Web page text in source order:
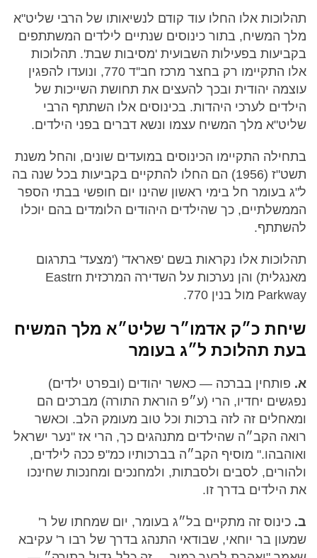
תהלוכות אלו החלו עוד קודם לנשיאותו של הרבי שליט"א
מלך המשיח, בתור כינוסים שנתיים לילדים המשתתפים
בקביעות בפעילות השבועית 'מסיבות שבת'. תהלוכות
אלו התקיימו רק בחצר מרכז חב''ד 770, ונועדו להפגין
עוצמה יהודית ובכך להעצים את תחושת השייכות של
הילדים לערכי היהדות. בכינוסים אלו השתתף הרבי
שליט"א מלך המשיח עצמו ונשא דברים בפני הילדים.
בתחילה התקיימו הכינוסים במועדים שונים, והחל משנת
תשט"ז (1956) הם החלו להתקיים בקביעות בכל שנה בה
ל"ג בעומר חל בימי ראשון שהינו יום חופשי בבתי הספר
הממשלתיים, כך שהילדים היהודים הלומדים בהם יוכלו
להשתתף.
תהלוכות אלו נקראות בשם 'פאראד' ('מצעד' בתרגום
מאנגלית) והן נערכות על השדירה המרכזית Eastrn
Parkway מול בנין 770.
שיחת כ״ק אדמו״ר שליט״א מלך המשיח
בעת תהלוכת ל״ג בעומר
א. פותחין בברכה — כאשר יהודים (ובפרט ילדים)
נפגשים יחדיו, הרי (ע״פ הוראת התורה) מברכים הם
ומאחלים זה לזה ברכות וכל טוב מעומק הלב. וכאשר
רואה הקב״ה שהילדים מתנהגים כך, הרי אז "נער ישראל
ואוהבהו." מוסיף הקב״ה בברכותיו כמ"פ ככה לילדים,
ולהורים, לסבים ולסבתות, ולמחנכים ומחנכות שחינכו
את הילדים בדרך זו.
ב. כינוס זה מתקיים בל״ג בעומר, יום שמחתו של ר'
שמעון בר יוחאי, שבודאי התנהג בדרך של רבו ר' עקיבא